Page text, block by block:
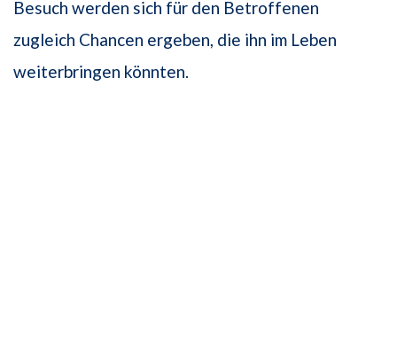
Besuch werden sich für den Betroffenen
zugleich Chancen ergeben, die ihn im Leben
weiterbringen könnten.